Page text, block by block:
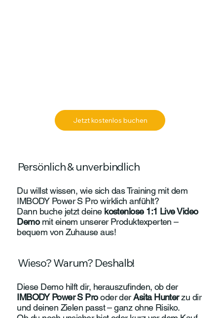
Jetzt kostenlos buchen
Du willst wissen, wie sich das Training mit dem
IMBODY Power S Pro wirklich anfühlt?
Dann buche jetzt deine kostenlose 1:1 Live Video
Demomit einem unserer Produktexperten –
bequem von Zuhause aus!
Persönlich & unverbindlich
Diese Demo hilft dir, herauszufinden, ob der
IMBODY Power S Prooder derAsita Hunterzu dir
und deinen Zielen passt – ganz ohne Risiko.
Wieso? Warum? Deshalb!